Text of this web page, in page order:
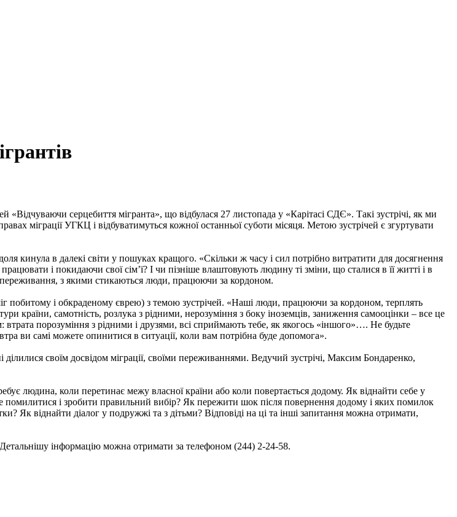
«Відчуваючи серцебиття мігранта», що відбулася 27 листопада у «Карітасі СДЄ». Такі зустрічі, як ми
міграції УГКЦ і відбуватимуться кожної останньої суботи місяця. Метою зустрічей є згуртувати
кинула в далекі світи у пошуках кращого. «Скільки ж часу і сил потрібно витратити для досягнення
і покидаючи свої сім’ї? І чи пізніше влаштовують людину ті зміни, що сталися в її житті і в
переживання, з якими стикаються люди, працюючи за кордоном.
побитому і обкраденому єврею) з темою зустрічей. «Наші люди, працюючи за кордоном, терплять
країни, самотність, розлука з рідними, нерозуміння з боку іноземців, заниження самооцінки – все це
порозуміння з рідними і друзями, всі сприймають тебе, як якогось «іншого»…. Не будьте
ви самі можете опинитися в ситуації, коли вам потрібна буде допомога».
своїм досвідом міграції, своїми переживаннями. Ведучий зустрічі, Максим Бондаренко,
людина, коли перетинає межу власної країни або коли повертається додому. Як віднайти себе у
і зробити правильний вибір? Як пережити шок після повернення додому і яких помилок
Як віднайти діалог у подружжі та з дітьми? Відповіді на ці та інші запитання можна отримати,
інформацію можна отримати за телефоном (244) 2-24-58.